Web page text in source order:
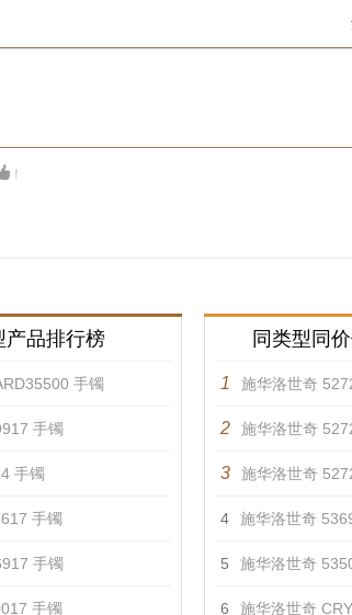
！
产品排行榜
手镯
手镯
手镯
手镯
手镯
手镯
同类型同
1 施华洛世奇
2 施华洛世奇
3 施华洛世奇
4 施华洛世奇
5 施华洛世奇
6 施华洛世奇